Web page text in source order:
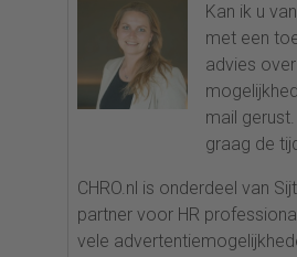
Kan ik u
met een
advies
mail
graag de
CHRO.nl is onderdeel van
partner voor HR
vele